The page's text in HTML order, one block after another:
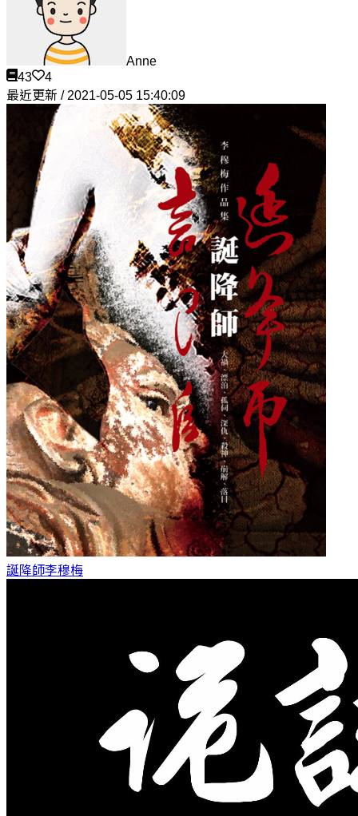
Anne
43
4
最近更新 / 2021-05-05 15:40:09
誕降師李穆梅